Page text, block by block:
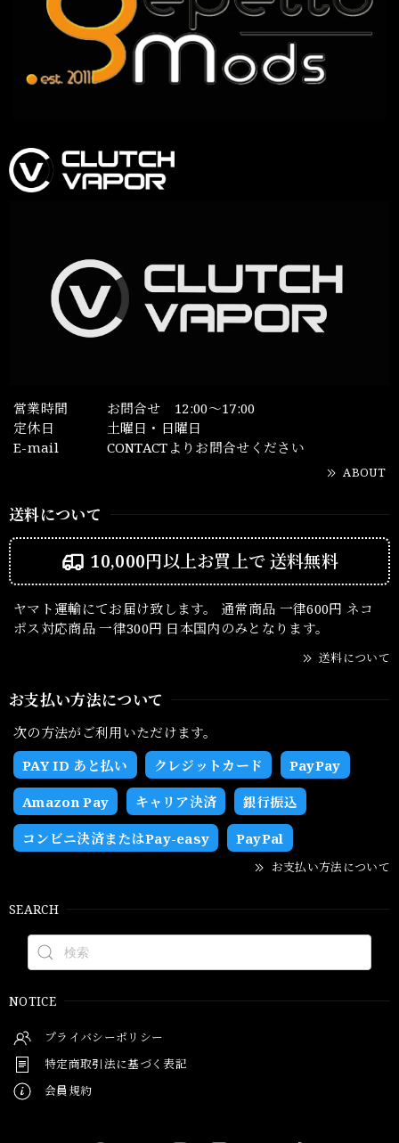
営業時間
お問合せ 12:00～17:00
定休日
土曜日・日曜日
E-mail
CONTACTよりお問合せください
ABOUT
送料について
10,000円以上お買上で送料無料
ヤマト運輸にてお届け致します。 通常商品 一律600円 ネコ
ポス対応商品 一律300円 日本国内のみとなります。
送料について
お支払い方法について
次の方法がご利用いただけます。
PAY ID あと払い
クレジットカード PayPay
Amazon Pay キャリア決済 銀行振込
コンビニ決済またはPay-easy PayPal
お支払い方法について
SEARCH
NOTICE
プライバシーポリシー
特定商取引法に基づく表記
会員規約